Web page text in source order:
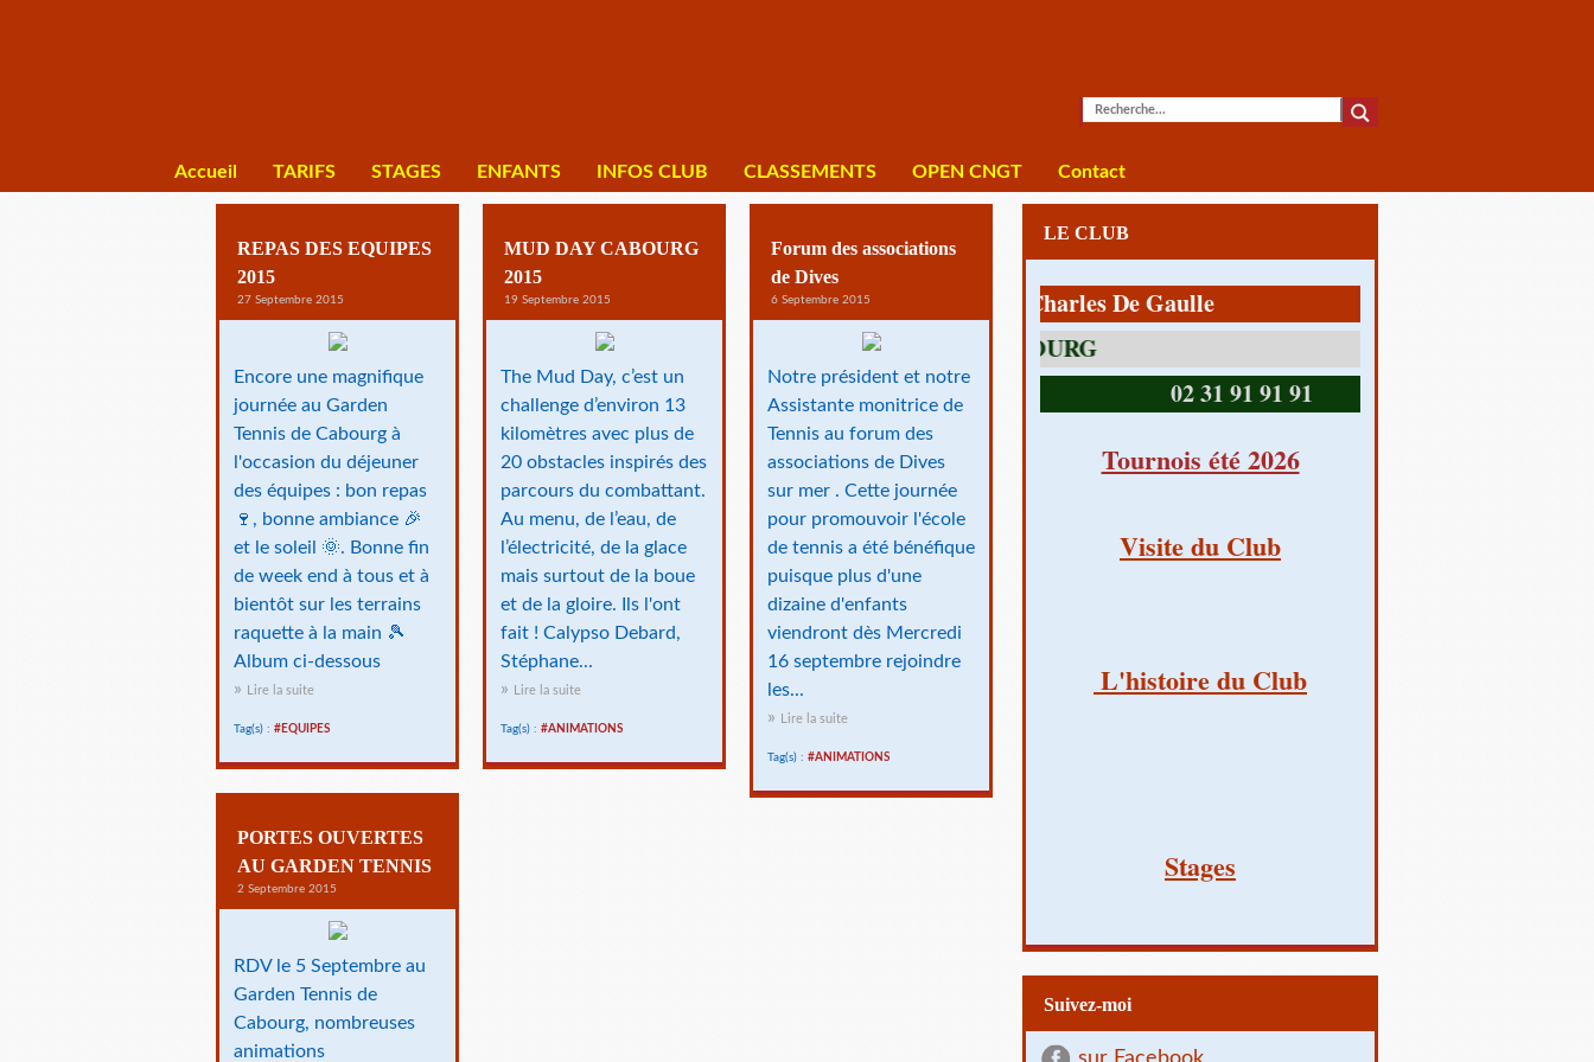
Accueil TARIFS STAGES ENFANTS INFOS CLUB CLASSEMENTS OPEN CNGT Contact
REPAS DES EQUIPES
2015
27 Septembre 2015
Encore une magnifique
journée au Garden
Tennis de Cabourg à
l'occasion du déjeuner
des équipes : bon repas
🍷, bonne ambiance 🎉
et le soleil 🌞. Bonne fin
de week end à tous et à
bientôt sur les terrains
raquette à la main 🎾
Album ci-dessous
Lire la suite
Tag(s) : #EQUIPES
MUD DAY CABOURG
2015
19 Septembre 2015
The Mud Day, c’est un
challenge d’environ 13
kilomètres avec plus de
20 obstacles inspirés des
parcours du combattant.
Au menu, de l’eau, de
l’électricité, de la glace
mais surtout de la boue
et de la gloire. Ils l'ont
fait ! Calypso Debard,
Stéphane...
Lire la suite
Tag(s) : #ANIMATIONS
Forum des associations
de Dives
6 Septembre 2015
Notre président et notre
Assistante monitrice de
Tennis au forum des
associations de Dives
sur mer . Cette journée
pour promouvoir l'école
de tennis a été bénéfique
puisque plus d'une
dizaine d'enfants
viendront dès Mercredi
16 septembre rejoindre
les...
Lire la suite
Tag(s) : #ANIMATIONS
PORTES OUVERTES
AU GARDEN TENNIS
2 Septembre 2015
RDV le 5 Septembre au
Garden Tennis de
Cabourg, nombreuses
animations
LE CLUB
1 av Charles De Gaulle
02 31 91 91 91
Tournois été 2026
Visite du Club
L'histoire du Club
Stages
Suivez-moi
sur Facebook